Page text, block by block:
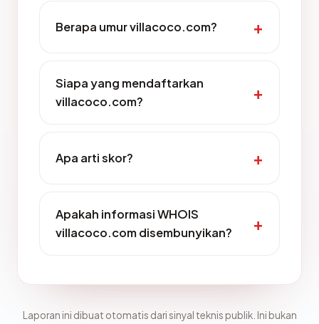
Berapa umur villacoco.com?
Siapa yang mendaftarkan
villacoco.com?
Apa arti skor?
Apakah informasi WHOIS
villacoco.com disembunyikan?
Laporan ini dibuat otomatis dari sinyal teknis publik. Ini bukan